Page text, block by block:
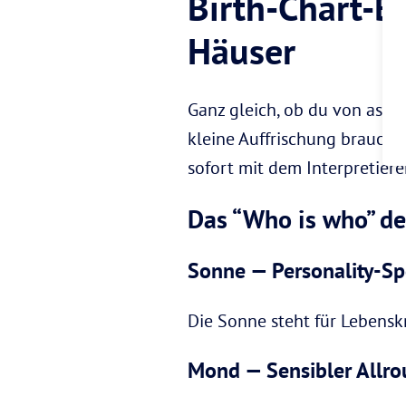
Häuser
Ganz gleich, ob du von
kleine Auffrischung
sofort mit dem
Das “Who is who”
Sonne — Personality-
Die Sonne steht für
Mond — Sensibler